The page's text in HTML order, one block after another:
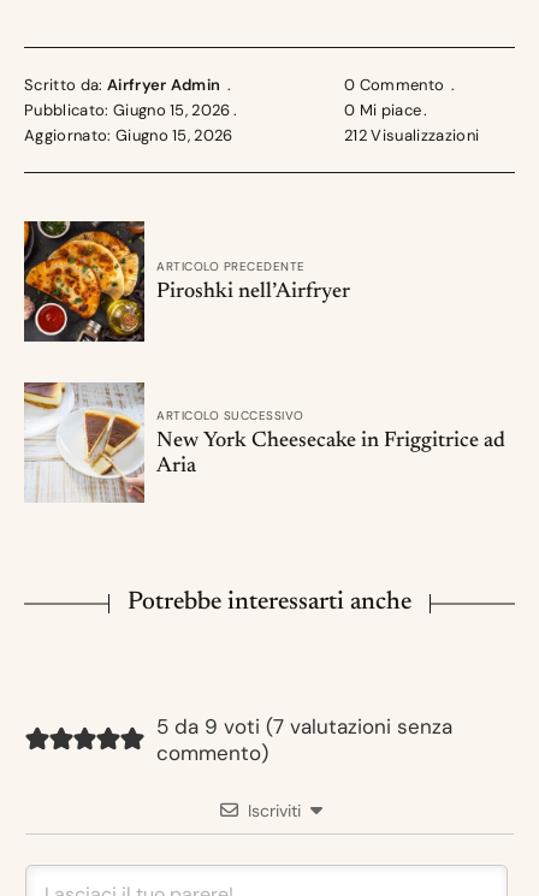
Scritto da: Airfryer Admin
Pubblicato: Giugno 15, 2026
Aggiornato: Giugno 15, 2026
0 Commento
0 Mi piace
212Visualizzazioni
ARTICOLO PRECEDENTE
Piroshki nell’Airfryer
ARTICOLO SUCCESSIVO
New York Cheesecake in Friggitrice ad
Aria
Potrebbe interessarti anche
5 da 9 voti (7 valutazioni senza
commento)
Iscriviti